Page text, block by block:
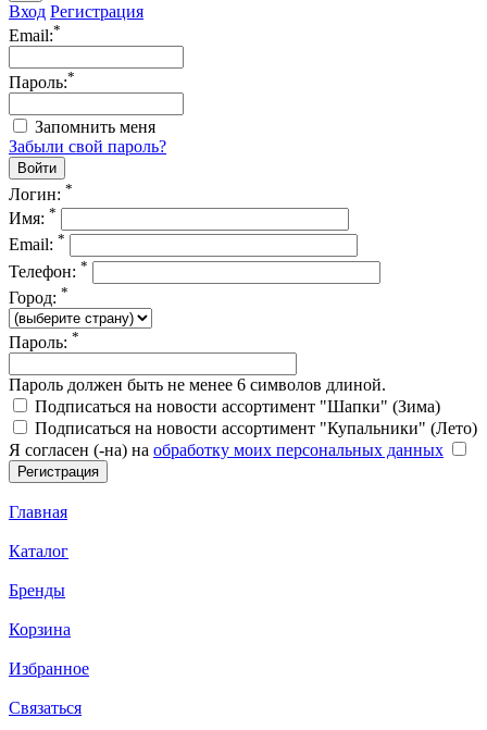
Вход Регистрация
Email:*
Пароль:*
Запомнить меня
Забыли свой пароль?
Логин: *
Имя: *
Email: *
Телефон: *
Город: *
Пароль: *
Пароль должен быть не менее 6 символов длиной.
Подписаться на новости ассортимент "Шапки" (Зима)
Подписаться на новости ассортимент "Купальники" (Лето)
Я согласен (-на) на обработку моих персональных данных
Главная
Каталог
Бренды
Корзина
Избранное
Связаться